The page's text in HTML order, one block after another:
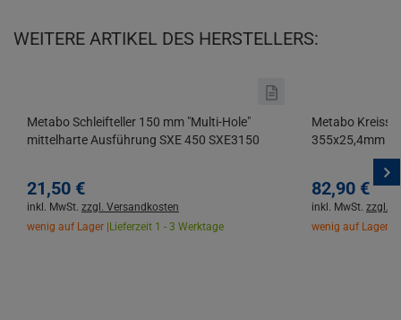
WEITERE ARTIKEL DES HERSTELLERS:
Metabo Schleifteller 150 mm "Multi-Hole"
mittelharte Ausführung SXE 450 SXE3150
21,50 €
inkl. MwSt. zzgl. Versandkosten
wenig auf Lager | Lieferzeit 1 - 3 Werktage
Metabo
355x25,4mm
82,90 €
inkl. MwSt. zzgl.
wenig auf Lager |